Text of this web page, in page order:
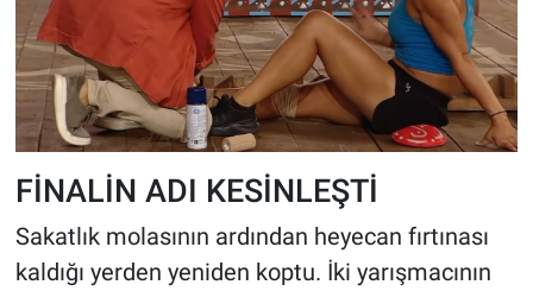
FİNALİN ADI KESİNLEŞTİ
Sakatlık molasının ardından heyecan fırtınası
kaldığı yerden yeniden koptu. İki yarışmacının